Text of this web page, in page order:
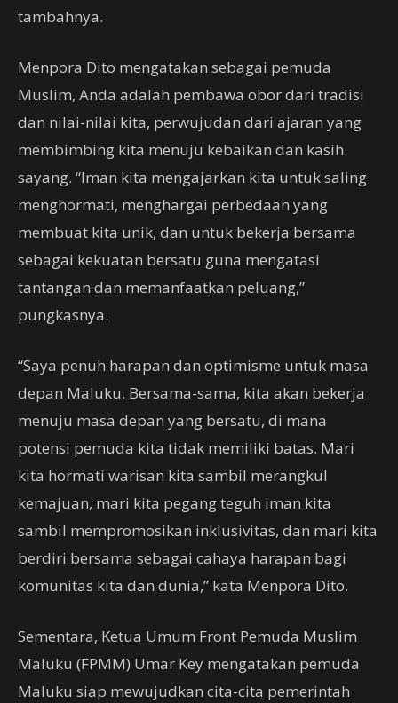
tambahnya.
Menpora Dito mengatakan sebagai pemuda
Muslim, Anda adalah pembawa obor dari tradisi
dan nilai-nilai kita, perwujudan dari ajaran yang
membimbing kita menuju kebaikan dan kasih
sayang. “Iman kita mengajarkan kita untuk saling
menghormati, menghargai perbedaan yang
membuat kita unik, dan untuk bekerja bersama
sebagai kekuatan bersatu guna mengatasi
tantangan dan memanfaatkan peluang,”
pungkasnya.
“Saya penuh harapan dan optimisme untuk masa
depan Maluku. Bersama-sama, kita akan bekerja
menuju masa depan yang bersatu, di mana
potensi pemuda kita tidak memiliki batas. Mari
kita hormati warisan kita sambil merangkul
kemajuan, mari kita pegang teguh iman kita
sambil mempromosikan inklusivitas, dan mari kita
berdiri bersama sebagai cahaya harapan bagi
komunitas kita dan dunia,” kata Menpora Dito.
Sementara, Ketua Umum Front Pemuda Muslim
Maluku (FPMM) Umar Key mengatakan pemuda
Maluku siap mewujudkan cita-cita pemerintah